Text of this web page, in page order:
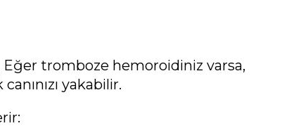
tromboze hemoroidiniz varsa,
yakabilir.